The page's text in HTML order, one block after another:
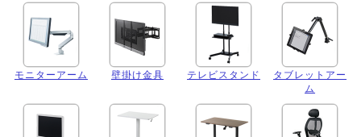
モニターアーム 壁掛け金具 テレビスタンド
タブレットアー
ム